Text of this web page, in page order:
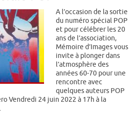
A l’occasion de la sortie
du numéro spécial POP
et pour célébrer les 20
ans de l’association,
Mémoire d’Images vous
invite à plonger dans
l’atmosphère des
années 60-70 pour une
rencontre avec
quelques auteurs POP
Vendredi 24 juin 2022 à 17h à la